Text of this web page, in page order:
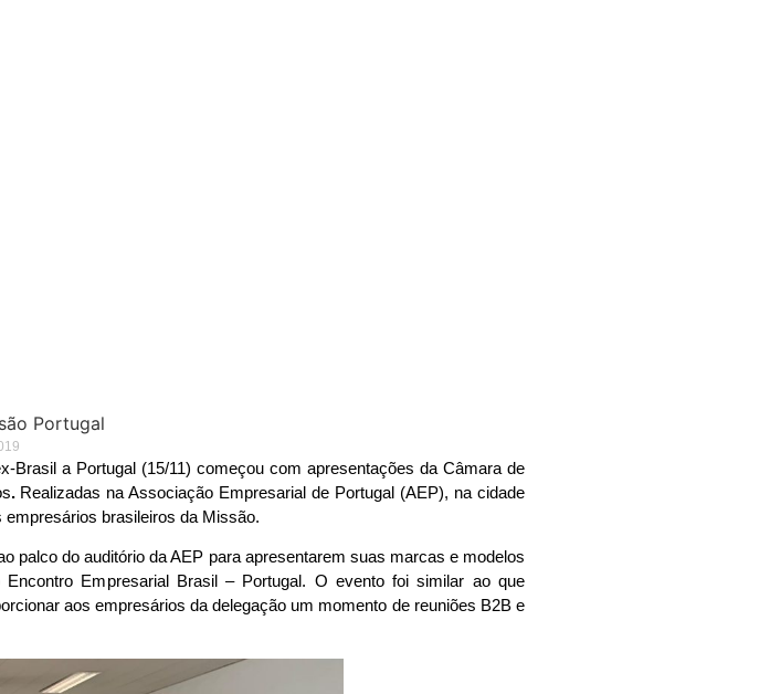
Brasil a Portugal (15/11) começou com apresentações da Câmara de
.Realizadas na Associação Empresarial de Portugal (AEP), na cidade
brasileiros da Missão.
palco do auditório da AEP para apresentarem suas marcas e modelos
Empresarial Brasil – Portugal. O evento foi similar ao que
aos empresários da delegação um momento de reuniões B2B e